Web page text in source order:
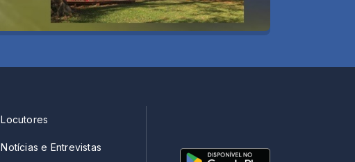
Locutores
Notícias e Entrevistas